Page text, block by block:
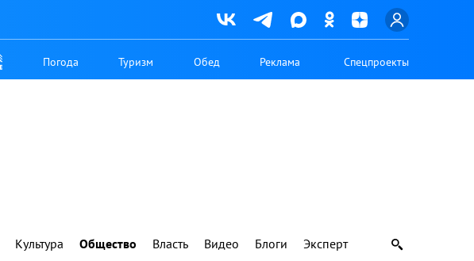
Погода Туризм Обед Реклама Спецпроекты
Культура Общество Власть Видео Блоги Эксперт